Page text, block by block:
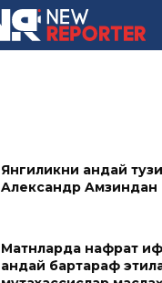
Янгиликни қандай
Aлександр Aмзиндан
Матнларда нафрат
қандай бартараф